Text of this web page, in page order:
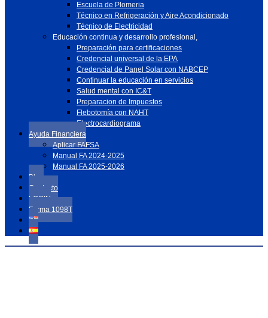
Escuela de Plomeria
Técnico en Refrigeración y Aire Acondicionado
Técnico de Electricidad
Educación continua y desarrollo profesional,
Preparación para certificaciones
Credencial universal de la EPA
Credencial de Panel Solar con NABCEP
Continuar la educación en servicios
Salud mental con IC&T
Preparacion de Impuestos
Flebotomía con NAHT
Electrocardiograma
Ayuda Financiera
Aplicar FAFSA
Manual FA 2024-2025
Manual FA 2025-2026
Blog
Contacto
LOGIN
Forma 1098T